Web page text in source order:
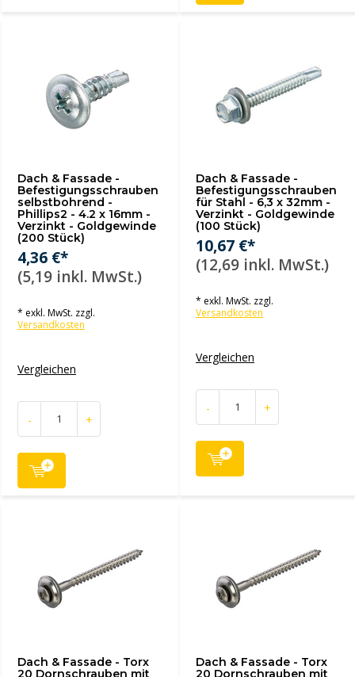
Dach & Fassade -
Befestigungsschrauben
selbstbohrend -
Phillips2 - 4.2 x 16mm -
Verzinkt - Goldgewinde
(200 Stück)
4,36 €*
(5,19 inkl. MwSt.)
* exkl. MwSt. zzgl.
Versandkosten
Vergleichen
- +
Dach & Fassade -
Befestigungsschrauben
für Stahl - 6,3 x 32mm -
Verzinkt - Goldgewinde
(100 Stück)
10,67 €*
(12,69 inkl. MwSt.)
* exkl. MwSt. zzgl.
Versandkosten
Vergleichen
- +
Dach & Fassade - Torx
20 Dornschrauben mit
Dach & Fassade - Torx
20 Dornschrauben mit